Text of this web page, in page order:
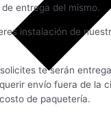
entrega del mismo.
instalación de
te serán
envío fuera de la
de paquetería.